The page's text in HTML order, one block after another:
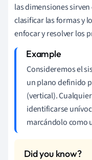
las dimensiones
clasificar las formas y
enfocar y resolver los
Consideremos el
un plano definido
(vertical).
identificarse
marcándolo como